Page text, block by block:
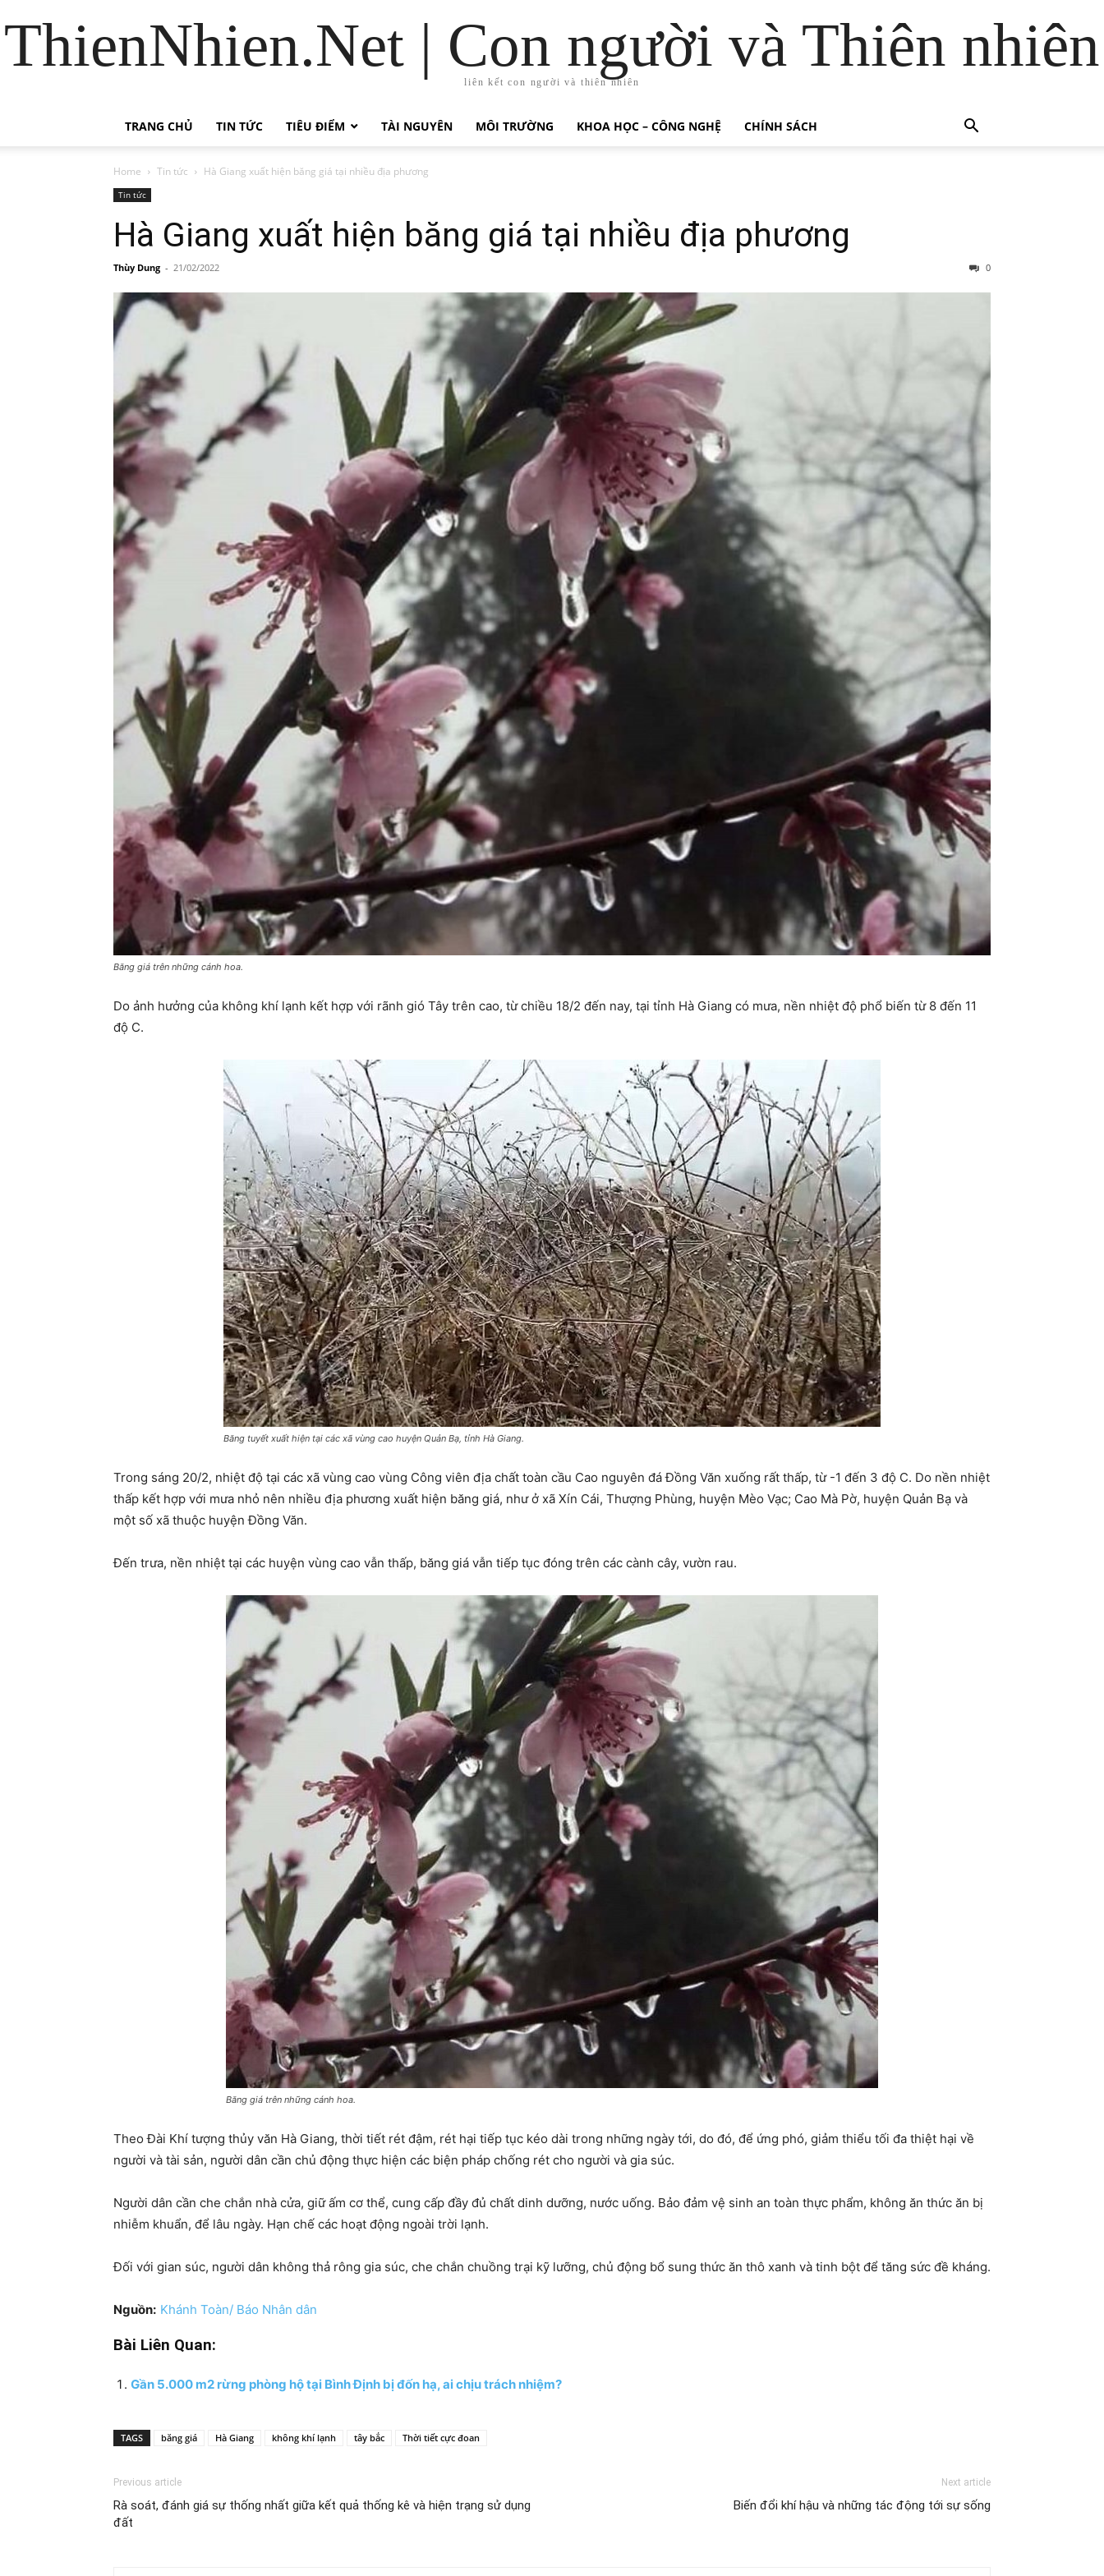
ThienNhien.Net | Con người và Thiên nhiên
liên kết con người và thiên nhiên
TRANG CHỦ TIN TỨC TIÊU ĐIỂM TÀI NGUYÊN MÔI TRƯỜNG KHOA HỌC – CÔNG NGHỆ CHÍNH SÁCH
Home Tin tức Hà Giang xuất hiện băng giá tại nhiều địa phương
Tin tức
Hà Giang xuất hiện băng giá tại nhiều địa phương
Thùy Dung - 21/02/2022 0
Băng giá trên những cánh hoa.
Do ảnh hưởng của không khí lạnh kết hợp với rãnh gió Tây trên cao, từ chiều 18/2 đến nay, tại tỉnh Hà Giang có mưa, nền nhiệt độ phổ biến từ 8 đến 11
độ C.
Băng tuyết xuất hiện tại các xã vùng cao huyện Quản Bạ, tỉnh Hà Giang.
Trong sáng 20/2, nhiệt độ tại các xã vùng cao vùng Công viên địa chất toàn cầu Cao nguyên đá Đồng Văn xuống rất thấp, từ -1 đến 3 độ C. Do nền nhiệt
thấp kết hợp với mưa nhỏ nên nhiều địa phương xuất hiện băng giá, như ở xã Xín Cái, Thượng Phùng, huyện Mèo Vạc; Cao Mà Pờ, huyện Quản Bạ và
một số xã thuộc huyện Đồng Văn.
Đến trưa, nền nhiệt tại các huyện vùng cao vẫn thấp, băng giá vẫn tiếp tục đóng trên các cành cây, vườn rau.
Băng giá trên những cánh hoa.
Theo Đài Khí tượng thủy văn Hà Giang, thời tiết rét đậm, rét hại tiếp tục kéo dài trong những ngày tới, do đó, để ứng phó, giảm thiểu tối đa thiệt hại về
người và tài sản, người dân cần chủ động thực hiện các biện pháp chống rét cho người và gia súc.
Người dân cần che chắn nhà cửa, giữ ấm cơ thể, cung cấp đầy đủ chất dinh dưỡng, nước uống. Bảo đảm vệ sinh an toàn thực phẩm, không ăn thức ăn bị
nhiễm khuẩn, để lâu ngày. Hạn chế các hoạt động ngoài trời lạnh.
Đối với gian súc, người dân không thả rông gia súc, che chắn chuồng trại kỹ lưỡng, chủ động bổ sung thức ăn thô xanh và tinh bột để tăng sức đề kháng.
Nguồn: Khánh Toàn/ Báo Nhân dân
Bài Liên Quan:
Gần 5.000 m2 rừng phòng hộ tại Bình Định bị đốn hạ, ai chịu trách nhiệm?
TAGS băng giá Hà Giang không khí lạnh tây bắc Thời tiết cực đoan
Previous article
Rà soát, đánh giá sự thống nhất giữa kết quả thống kê và hiện trạng sử dụng
đất
Next article
Biến đổi khí hậu và những tác động tới sự sống